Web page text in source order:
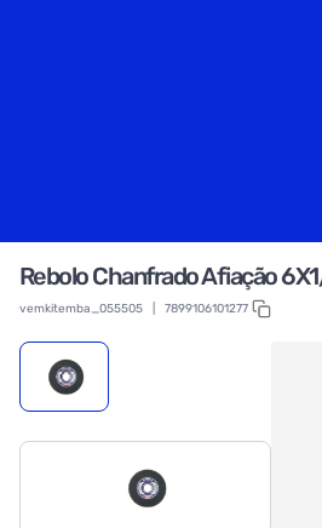
Rebolo Chanfrado Afiação
vemkitemba_055505 7899106101277